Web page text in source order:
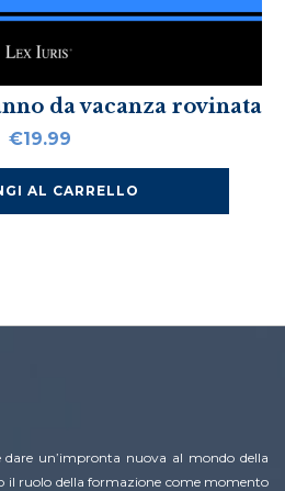
da vacanza rovinata
€19.99
AL CARRELLO
un’impronta nuova al mondo della
il ruolo della formazione come momento